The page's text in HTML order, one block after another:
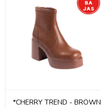
*CHERRY TREND - BROWN